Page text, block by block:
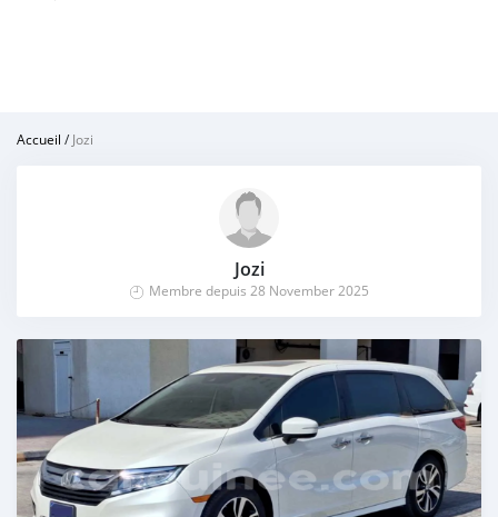
Accueil /Jozi
Jozi
Membre depuis 28 November 2025